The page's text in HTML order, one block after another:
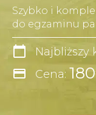
Szybko i
do egzaminu
calendar_today Najbliższy
credit_card Cena: